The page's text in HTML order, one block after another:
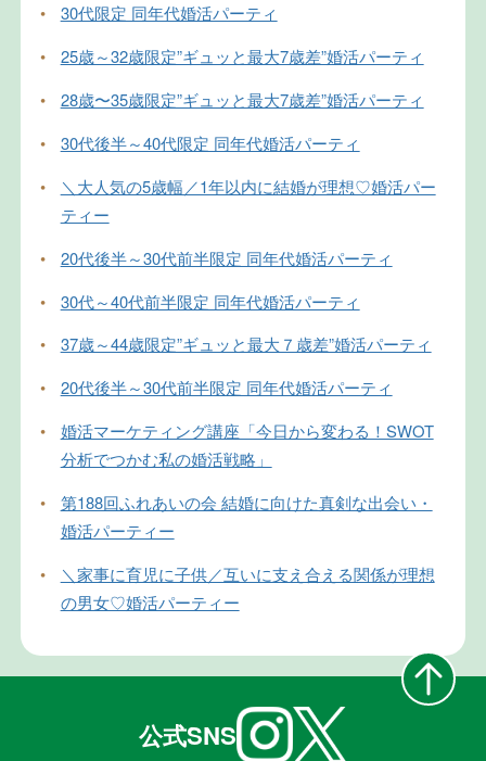
•
30代限定 同年代婚活パーティ
•
25歳～32歳限定”ギュッと最大7歳差”婚活パーティ
•
28歳〜35歳限定”ギュッと最大7歳差”婚活パーティ
•
30代後半～40代限定 同年代婚活パーティ
•
＼大人気の5歳幅／1年以内に結婚が理想♡婚活パー
ティー
•
20代後半～30代前半限定 同年代婚活パーティ
•
30代～40代前半限定 同年代婚活パーティ
•
37歳～44歳限定”ギュッと最大７歳差”婚活パーティ
•
20代後半～30代前半限定 同年代婚活パーティ
•
婚活マーケティング講座「今日から変わる！SWOT
分析でつかむ私の婚活戦略」
•
第188回ふれあいの会 結婚に向けた真剣な出会い・
婚活パーティー
•
＼家事に育児に子供／互いに支え合える関係が理想
の男女♡婚活パーティー
公式SNS